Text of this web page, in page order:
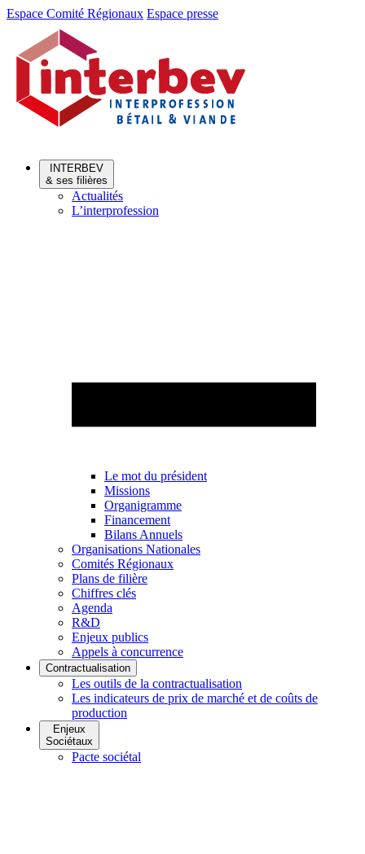
Aller
Aller
contenu
Espace Comité Régionaux Espace presse
INTERBEV
& ses filières
Actualités
L’interprofession
Le mot du président
Missions
Organigramme
Financement
Bilans Annuels
Organisations Nationales
Comités Régionaux
Plans de filière
Chiffres clés
Agenda
R&D
Enjeux publics
Appels à concurrence
Contractualisation
Les outils de la contractualisation
Les indicateurs de prix de marché et de coûts de
production
Enjeux
Sociétaux
Pacte sociétal